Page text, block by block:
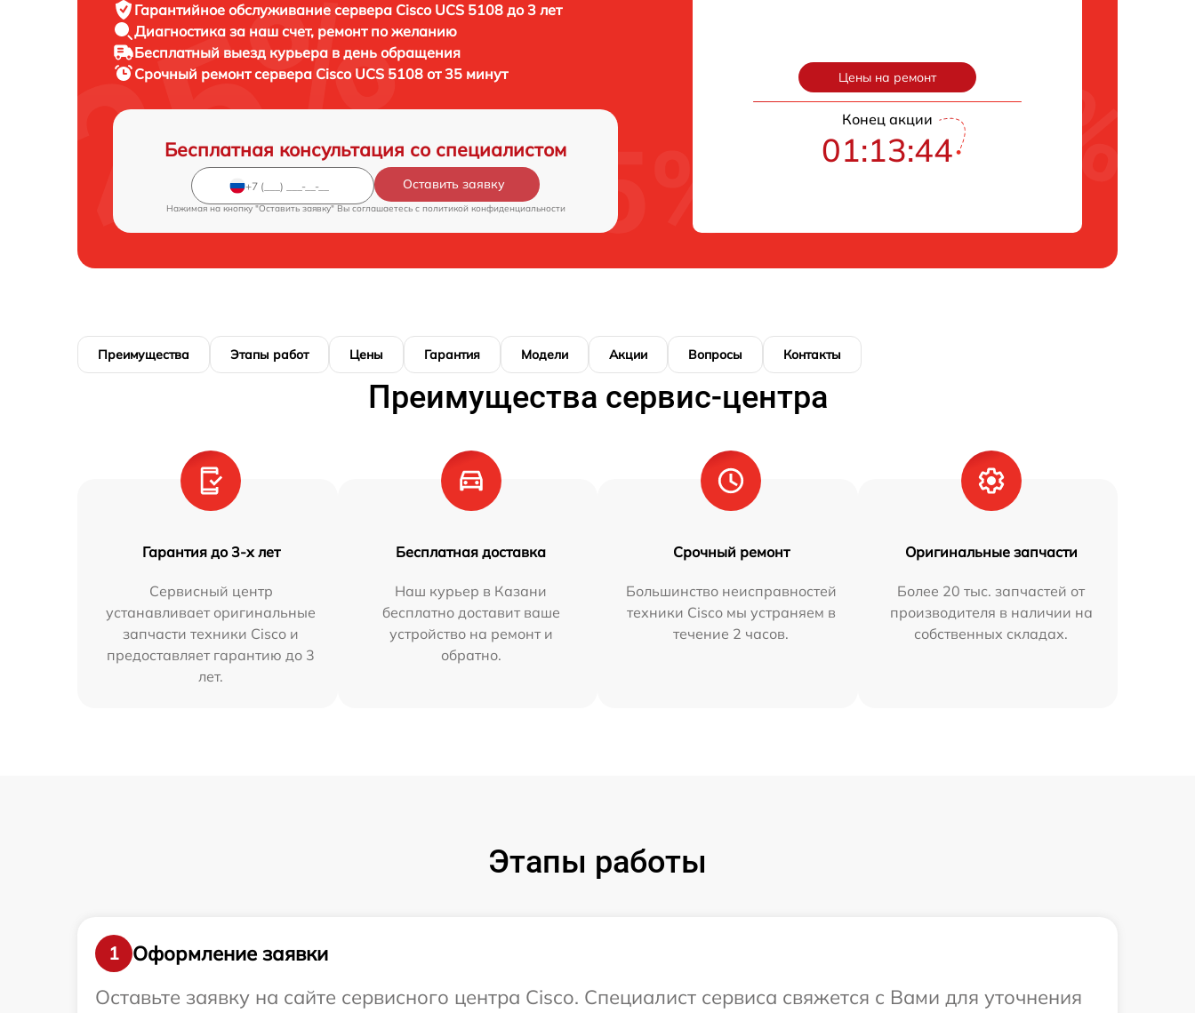
Гарантийное обслуживание сервера Cisco UCS 5108 до 3 лет
Диагностика за наш счет, ремонт по желанию
Бесплатный выезд курьера в день обращения
Срочный ремонтсервера Cisco UCS 5108 от 35 минут
Бесплатная консультация со специалистом
Оставить заявку
Нажимая на кнопку "Оставить заявку" Вы соглашаетесь c политикой конфиденциальности
Цены на ремонт
Конец акции
01:13:43
Преимущества Этапы работ Цены Гарантия Модели Акции Вопросы Контакты
Преимущества сервис-центра
Гарантия до 3-х лет
Сервисный центр
устанавливает оригинальные
запчасти техники Cisco и
предоставляет гарантию до 3
лет.
Бесплатная доставка
Наш курьер в Казани
бесплатно доставит ваше
устройство на ремонт и
обратно.
Срочный ремонт
Большинство неисправностей
техники Cisco мы устраняем в
течение 2 часов.
Оригинальные запчасти
Более 20 тыс. запчастей от
производителя в наличии на
собственных складах.
Этапы работы
1
Оформление заявки
Оставьте заявку на сайте сервисного центра Cisco. Специалист сервиса свяжется с Вами для уточнения